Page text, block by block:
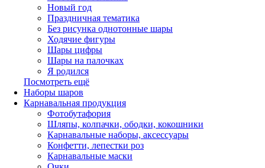
Новый год
Праздничная тематика
Без рисунка однотонные шары
Ходячие фигуры
Шары цифры
Шары на палочках
Я родился
Посмотреть ещё
Наборы шаров
Карнавальная продукция
Фотобутафория
Шляпы, колпачки, ободки, кокошники
Карнавальные наборы, аксессуары
Конфетти, лепестки роз
Карнавальные маски